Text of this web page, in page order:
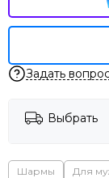
Задать
Выбрать
Шармы Для